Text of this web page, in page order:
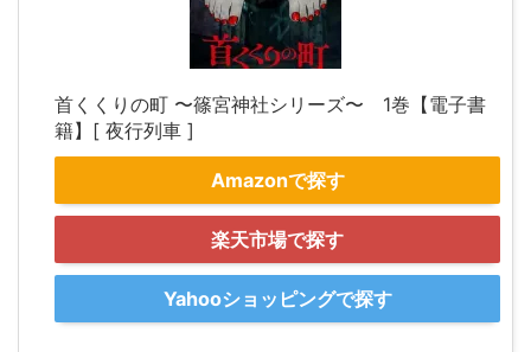
首くくりの町 〜篠宮神社シリーズ〜 1巻【電子書
籍】[ 夜行列車 ]
Amazonで探す
楽天市場で探す
Yahooショッピングで探す